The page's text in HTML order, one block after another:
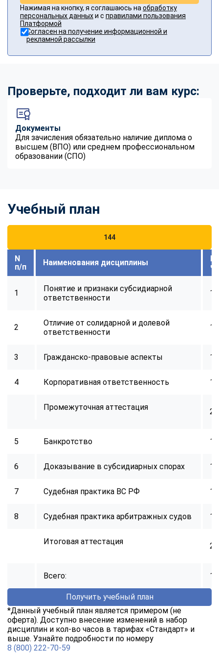
Нажимая на кнопку, я соглашаюсь на обработку
персональных данныхи с правилами пользования
Платформой
Согласен на получение информационной и
рекламной рассылки
Проверьте, подходит ли вам курс:
Документы
Для зачисления обязательно наличие диплома о
высшем (ВПО) или среднем профессиональном
образовании (СПО)
Учебный план
144
N
п/п
Наименования дисциплины
1
Понятие и признаки субсидиарной
ответственности
14
2
Отличие от солидарной и долевой
ответственности
18
3 Гражданско-правовые аспекты 18
4 Корпоративная ответственность 18
Промежуточная аттестация 2
5 Банкротство 18
6 Доказывание в субсидиарных спорах 18
7 Судебная практика ВС РФ 18
8 Судебная практика арбитражных судов 18
Итоговая аттестация 2
Всего:
Получить учебный план
*Данный учебный план является примером (не
оферта). Доступно внесение изменений в набор
дисциплин и кол-во часов в тарифах «Стандарт» и
выше. Узнайте подробности по номеру
8 (800) 222-70-59